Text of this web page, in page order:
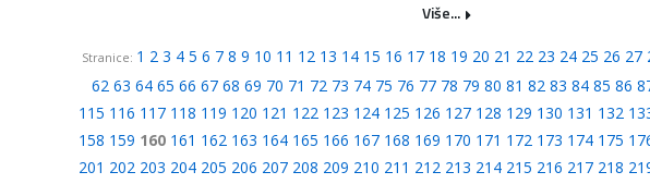
Više...
Stranice: 1 2 3 4 5 6 7 8 9 10 11 12 13 14 15 16 17 18 19 20 21 22 23 24 25 26 27
62 63 64 65 66 67 68 69 70 71 72 73 74 75 76 77 78 79 80 81 82 83 84 85 86
115 116 117 118 119 120 121 122 123 124 125 126 127 128 129 130 131 132
158 159 160 161 162 163 164 165 166 167 168 169 170 171 172 173 174 175
201 202 203 204 205 206 207 208 209 210 211 212 213 214 215 216 217 218